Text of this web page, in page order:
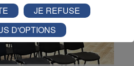
JE REFUSE
D'OPTIONS